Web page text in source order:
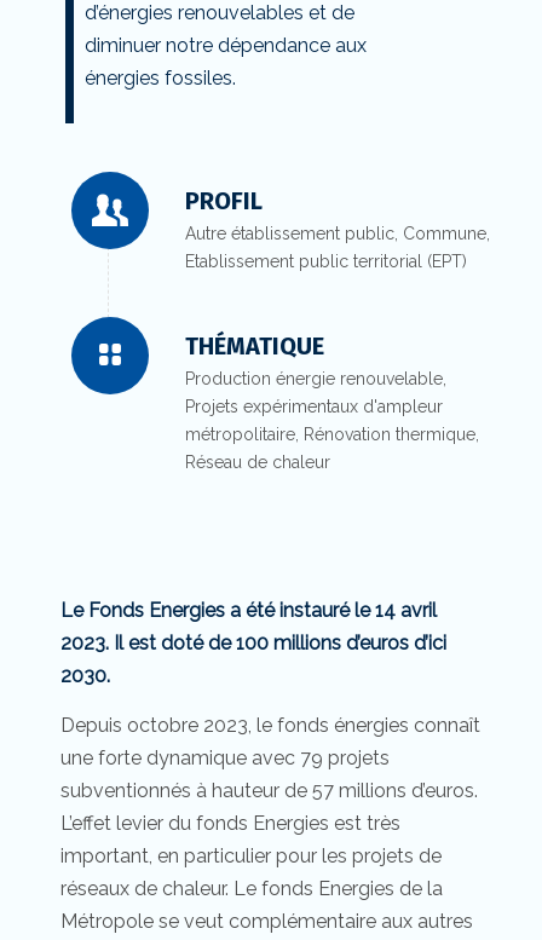
d’énergies renouvelables et de
diminuer notre dépendance aux
énergies fossiles.
PROFIL
Autre établissement public, Commune,
Etablissement public territorial (EPT)
THÉMATIQUE
Production énergie renouvelable,
Projets expérimentaux d'ampleur
métropolitaire, Rénovation thermique,
Réseau de chaleur
Le Fonds Energies a été instauré le 14 avril
2023. Il est doté de 100 millions d’euros d’ici
2030.
Depuis octobre 2023, le fonds énergies connaît
une forte dynamique avec 79 projets
subventionnés à hauteur de 57 millions d’euros.
L’effet levier du fonds Energies est très
important, en particulier pour les projets de
réseaux de chaleur. Le fonds Energies de la
Métropole se veut complémentaire aux autres